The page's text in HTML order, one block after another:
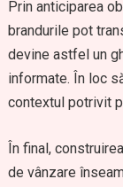
Prin anticiparea
brandurile pot
devine astfel un
informate. În loc
contextul potrivit
În final,
de vânzare